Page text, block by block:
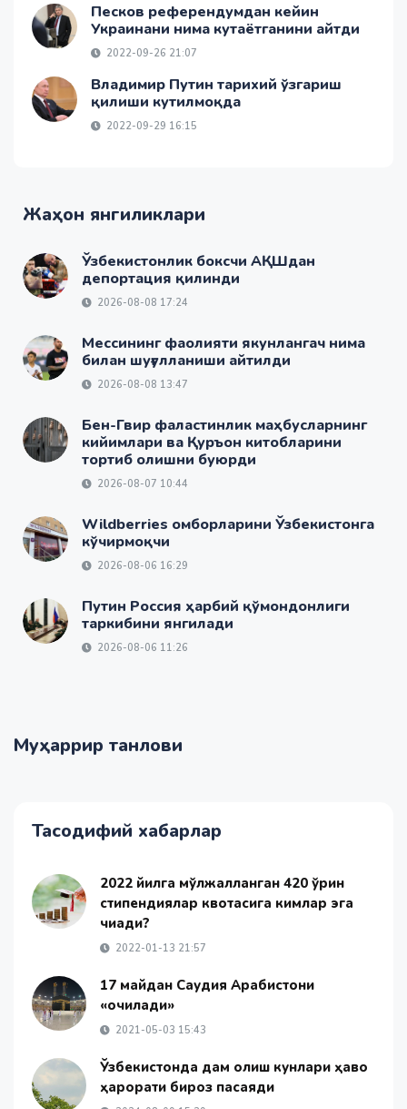
Песков референдумдан кейин
Украинани нима кутаётганини айтди
2022-09-26 21:07
Владимир Путин тарихий ўзгариш
қилиши кутилмоқда
2022-09-29 16:15
Жаҳон янгиликлари
Ўзбекистонлик боксчи АҚШдан
депортация қилинди
2026-08-08 17:24
Мессининг фаолияти якунлангач нима
билан шуғулланиши айтилди
2026-08-08 13:47
Бен-Гвир фаластинлик маҳбусларнинг
кийимлари ва Қуръон китобларини
тортиб олишни буюрди
2026-08-07 10:44
Wildberries омборларини Ўзбекистонга
кўчирмоқчи
2026-08-06 16:29
Путин Россия ҳарбий қўмондонлиги
таркибини янгилади
2026-08-06 11:26
Муҳаррир танлови
Тасодифий хабарлар
2022 йилга мўлжалланган 420 ўрин
стипендиялар квотасига кимлар эга
чиқади?
2022-01-13 21:57
17 майдан Саудия Арабистони
«очилади»
2021-05-03 15:43
Ўзбекистонда дам олиш кунлари ҳаво
ҳарорати бироз пасаяди